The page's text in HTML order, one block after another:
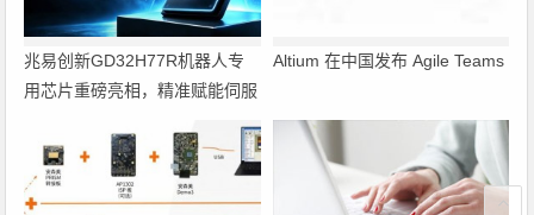
兆易创新GD32H77R机器人专
用芯片重磅亮相，精准赋能伺服
Altium 在中国发布 Agile Teams